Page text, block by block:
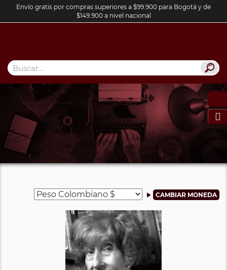
Envío gratis por compras superiores a $99.900 para Bogotá y de
$149.900 a nivel nacional
